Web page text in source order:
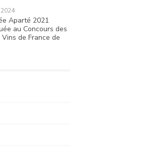
Aparté 2021
au Concours des
Vins de France de